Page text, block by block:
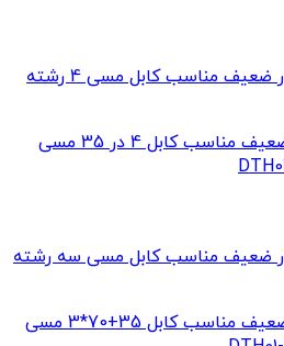
سرکابل حرارتی فشار ضعیف مناسب کابل 4 در 35 مسی
سرکابل حرارتی فشار ضعیف مناسب کابل 35+70*3 مسی